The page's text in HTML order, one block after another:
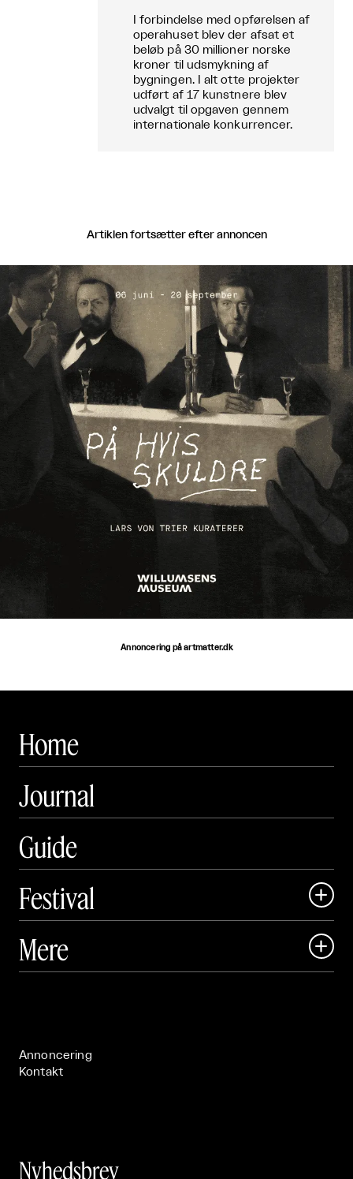
I forbindelse med opførelsen af
operahuset blev der afsat et
beløb på 30 millioner norske
kroner til udsmykning af
bygningen. I alt otte projekter
udført af 17 kunstnere blev
udvalgt til opgaven gennem
internationale konkurrencer.
Artiklen fortsætter efter annoncen
Annoncering på artmatter.dk
Home
Journal
Guide
Festival

 Art Matter Festival
Mere 
Annoncering
Kontakt
Nyhedsbrev